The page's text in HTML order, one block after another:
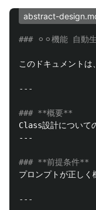
abstract-
### ⚪︎⚪︎機能 自動
### **概要**
Class設計について
### **前提条件**